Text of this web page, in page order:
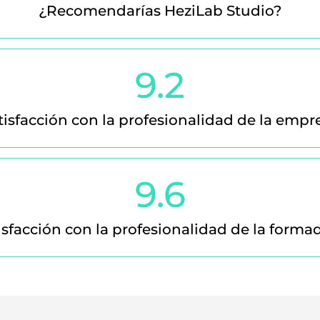
¿Recomendarías HeziLab Studio?
9.2
con la profesionalidad de la
9.6
con la profesionalidad de la